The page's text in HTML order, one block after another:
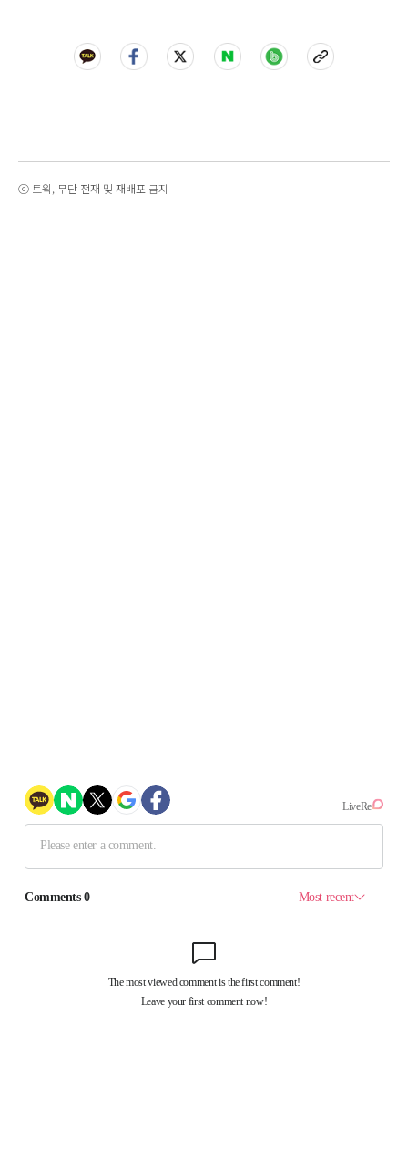
ⓒ 트윅, 무단 전재 및 재배포 금지